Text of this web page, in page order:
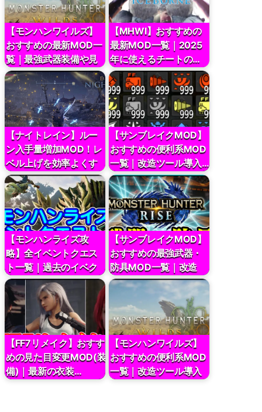
【モンハンワイルズ】
おすすめの最新MOD一
覧｜最強武器装備や見
た…
【MHWI】おすすめの
最新MOD一覧｜2025
年に使えるチートの…
【ナイトレイン】ルー
ン入手量増加MOD！レ
ベル上げを効率よくす
る…
【サンブレイクMOD】
おすすめの便利系MOD
一覧｜改造ツール導入…
【モンハンライズ攻
略】全イベントクエス
ト一覧｜過去のイベク
エの攻…
【サンブレイクMOD】
おすすめの最強武器・
防具MOD一覧｜改造
ツ…
【FF7リメイク】おすす
めの見た目変更MOD(装
備)｜最新の衣装…
【モンハンワイルズ】
おすすめの便利系MOD
一覧｜改造ツール導入